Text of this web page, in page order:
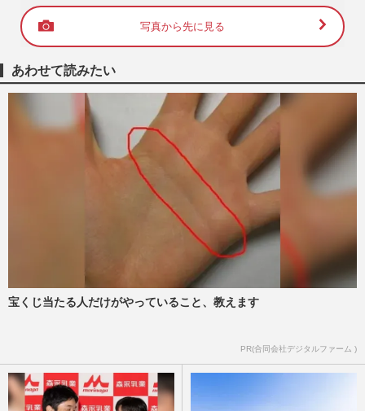
写真から先に見る
あわせて読みたい
宝くじ当たる人だけがやっていること、教えます
PR(合同会社デジタルファーム )